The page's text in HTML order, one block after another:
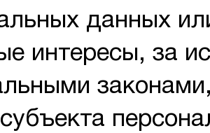
данных
интересы, за